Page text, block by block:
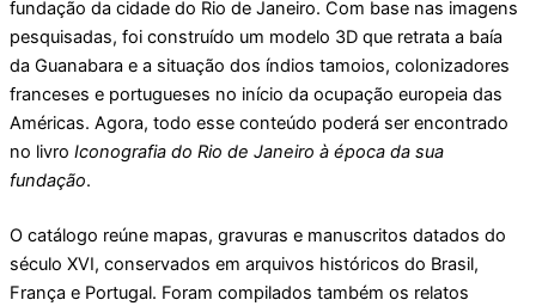
fundação da cidade do Rio de Janeiro. Com base nas imagens
pesquisadas, foi construído um modelo 3D que retrata a baía
da Guanabara e a situação dos índios tamoios, colonizadores
franceses e portugueses no início da ocupação europeia das
Américas. Agora, todo esse conteúdo poderá ser encontrado
no livro Iconografia do Rio de Janeiro à época da sua
fundação.
O catálogo reúne mapas, gravuras e manuscritos datados do
século XVI, conservados em arquivos históricos do Brasil,
França e Portugal. Foram compilados também os relatos